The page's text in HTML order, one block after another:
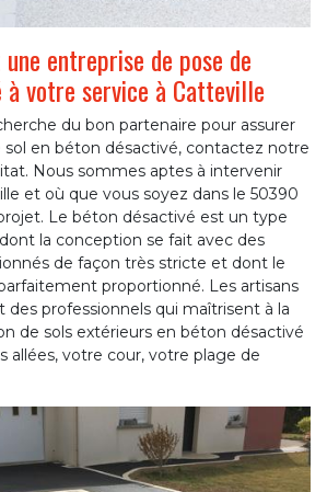
entreprise de pose de
à votre service à Catteville
du bon partenaire pour assurer
sol en béton désactivé, contactez notre
Nous sommes aptes à intervenir
et où que vous soyez dans le 50390
Le béton désactivé est un type
la conception se fait avec des
de façon très stricte et dont le
proportionné. Les artisans
professionnels qui maîtrisent à la
de sols extérieurs en béton désactivé
allées, votre cour, votre plage de